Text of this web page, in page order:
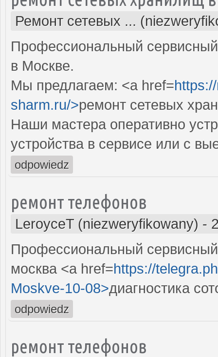
Ремонт сетевых ...
Профессиональный
в Москве.
Мы предлагаем: <a href=
sharm.ru/>ремонт сетевых
Наши мастера оперативно
устройства в сервисе или с
odpowiedz
ремонт телефонов
LeroyceT (niezweryfikowany) -
Профессиональный
москва <a href=https://
Moskve-10-08>диагностика
odpowiedz
ремонт телефонов